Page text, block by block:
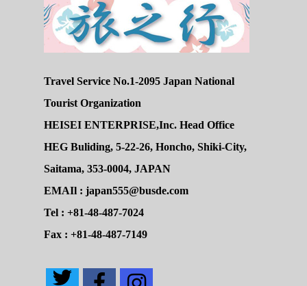
Travel Service No.1-2095 Japan National
Tourist Organization
HEISEI ENTERPRISE,Inc. Head Office
HEG Buliding, 5-22-26, Honcho, Shiki-City,
Saitama, 353-0004, JAPAN
EMAIl : japan555@busde.com
Tel : +81-48-487-7024
Fax : +81-48-487-7149